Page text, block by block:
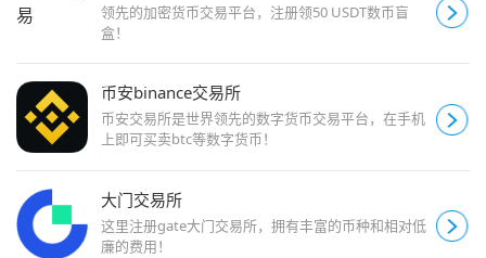
领先的加密货币交易平台，注册领50 USDT数币盲
盒！
币安binance交易所
币安交易所是世界领先的数字货币交易平台，在手机
上即可买卖btc等数字货币！
大门交易所
这里注册gate大门交易所，拥有丰富的币种和相对低
廉的费用！